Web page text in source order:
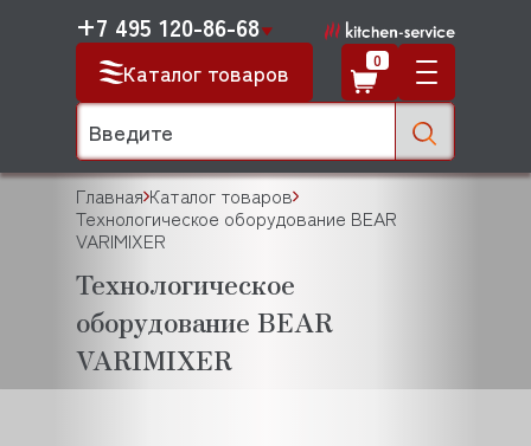
Каталог товаров
+7 495 120-86-68
0
Главная Каталог товаров
Технологическое оборудование BEAR
VARIMIXER
Технологическое
оборудование BEAR
VARIMIXER